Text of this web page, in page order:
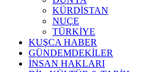
KÜRDİSTAN
NUÇE
TÜRKİYE
KUŞCA HABER
GÜNDEMDEKİLER
İNSAN HAKLARI